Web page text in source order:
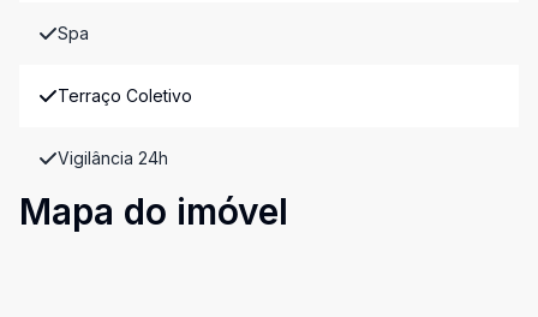
Spa
Terraço Coletivo
Vigilância 24h
Mapa do imóvel